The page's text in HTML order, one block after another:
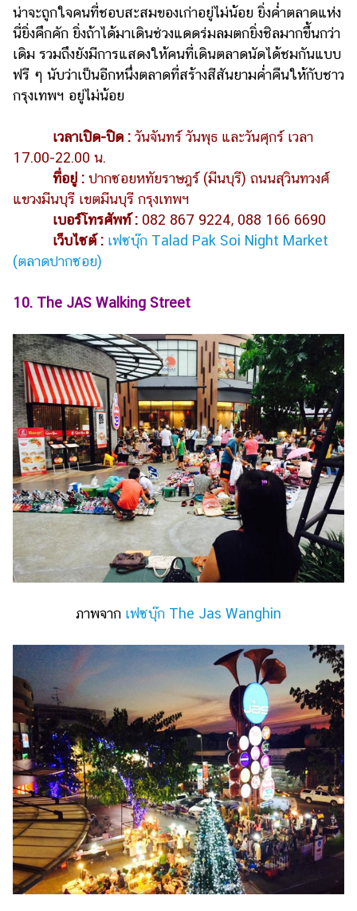
น่าจะถูกใจคนที่ชอบสะสมของเก่าอยู่ไม่น้อย ยิ่งค่ำตลาดแห่ง
นี่ยิ่งคึกคัก ยิ่งถ้าได้มาเดินช่วงแดดร่มลมตกยิ่งชิลมากขึ้นกว่า
เดิม รวมถึงยังมีการแสดงให้คนที่เดินตลาดนัดได้ชมกันแบบ
ฟรี ๆ นับว่าเป็นอีกหนึ่งตลาดที่สร้างสีสันยามค่ำคืนให้กับชาว
กรุงเทพฯ อยู่ไม่น้อย
เวลาเปิด-ปิด : วันจันทร์ วันพุธ และวันศุกร์ เวลา
17.00-22.00 น.
ที่อยู่ : ปากซอยหทัยราษฎร์ (มีนบุรี) ถนนสุวินทวงศ์
แขวงมีนบุรี เขตมีนบุรี กรุงเทพฯ
เบอร์โทรศัพท์ : 082 867 9224, 088 166 6690
เว็บไซต์ : เฟซบุ๊ก Talad Pak Soi Night Market
(ตลาดปากซอย)
10. The JAS Walking Street
ภาพจาก เฟซบุ๊ก The Jas Wanghin